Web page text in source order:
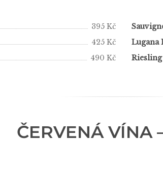
395 Kč
425 Kč
490 Kč
Lugana
ČERVENÁ VÍNA